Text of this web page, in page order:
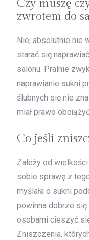
Czy muszę
zwrotem do
Nie, absolutnie nie
starać się
salonu. Pralnie
naprawianie sukni
ślubnych się nie
miał prawo
Co jeśli
Zależy od
sobie sprawę z
myślała o sukni
powinna dobrze
osobami cieszyć
Zniszczenia,